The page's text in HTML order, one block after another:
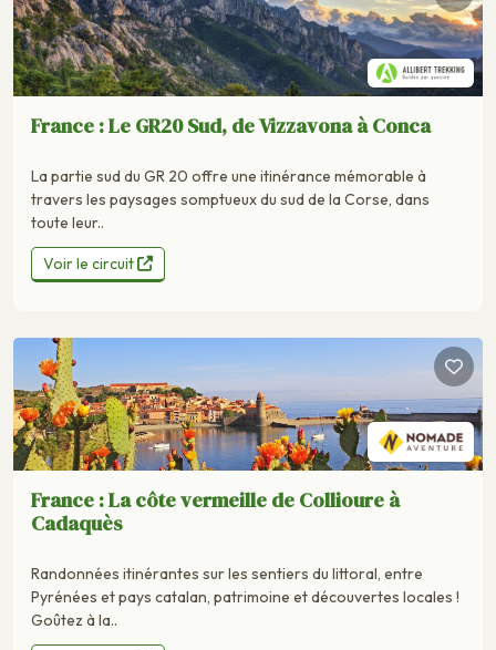
France : Le GR20 Sud, de Vizzavona à Conca
La partie sud du GR 20 offre une itinérance mémorable à
travers les paysages somptueux du sud de la Corse, dans
toute leur..
Voir le circuit
France : La côte vermeille de Collioure à
Cadaquès
Randonnées itinérantes sur les sentiers du littoral, entre
Pyrénées et pays catalan, patrimoine et découvertes locales !
Goûtez à la..